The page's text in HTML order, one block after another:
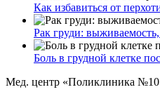
Как избавиться от
Рак груди: выживаемость,
Боль в грудной клетке
Мед. центр «Поликлиника